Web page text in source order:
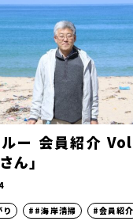
ー 会員紹介
ん」
##海岸清掃 #会員紹介